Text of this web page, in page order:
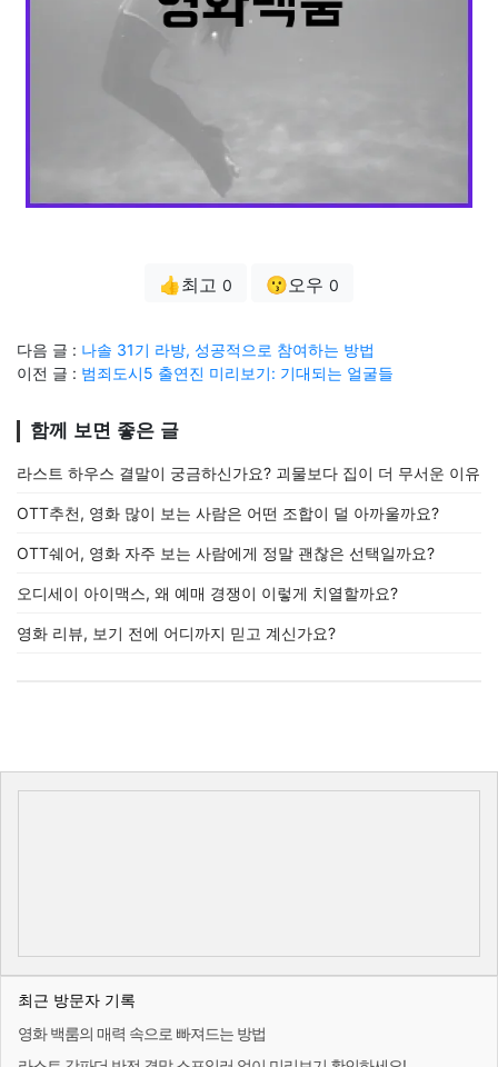
👍최고 0 😗오우 0
다음 글 : 나솔 31기 라방, 성공적으로 참여하는 방법
이전 글 : 범죄도시5 출연진 미리보기: 기대되는 얼굴들
함께 보면 좋은 글
라스트 하우스 결말이 궁금하신가요? 괴물보다 집이 더 무서운 이유
OTT추천, 영화 많이 보는 사람은 어떤 조합이 덜 아까울까요?
OTT쉐어, 영화 자주 보는 사람에게 정말 괜찮은 선택일까요?
오디세이 아이맥스, 왜 예매 경쟁이 이렇게 치열할까요?
영화 리뷰, 보기 전에 어디까지 믿고 계신가요?
최근 방문자 기록
영화 백룸의 매력 속으로 빠져드는 방법